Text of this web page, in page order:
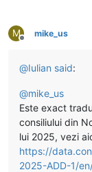
M
Deconectat
mike_us
@Iulian said:
@mike_us
Este exact
consiliului din
lui 2025, vezi
https://
2025-ADD-1/